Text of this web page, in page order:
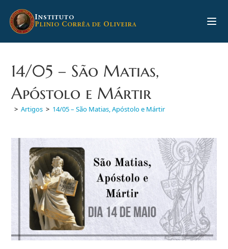
para
INSTITUTO
PLINIO CORRÊA DE OLIVEIRA
14/05 – São Matias,
Apóstolo e Mártir
> Artigos > 14/05 – São Matias, Apóstolo e Mártir